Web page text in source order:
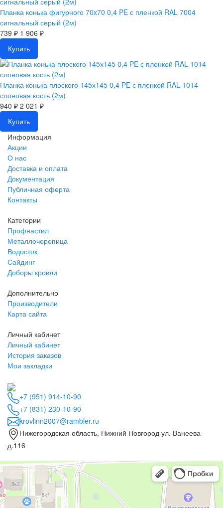
Планка конька фигурного 70x70 0,4 PE с пленкой RAL 7004
сигнальный серый (2м)
739 ₽ 1 906 ₽
Купить
Планка конька плоского 145х145 0,4 PE с пленкой RAL 1014
слоновая кость (2м)
940 ₽ 2 021 ₽
Купить
Информация
Акции
О нас
Доставка и оплата
Документация
Публичная оферта
Контакты
Категории
Профнастил
Металлочерепица
Водосток
Сайдинг
Доборы кровли
Дополнительно
Производители
Карта сайта
Личный кабинет
Личный кабинет
История заказов
Мои закладки
+7 (951) 914-10-90
+7 (831) 230-10-90
krovlinn2007@rambler.ru
Нижегородская область, Нижний Новгород ул. Ванеева
д.116